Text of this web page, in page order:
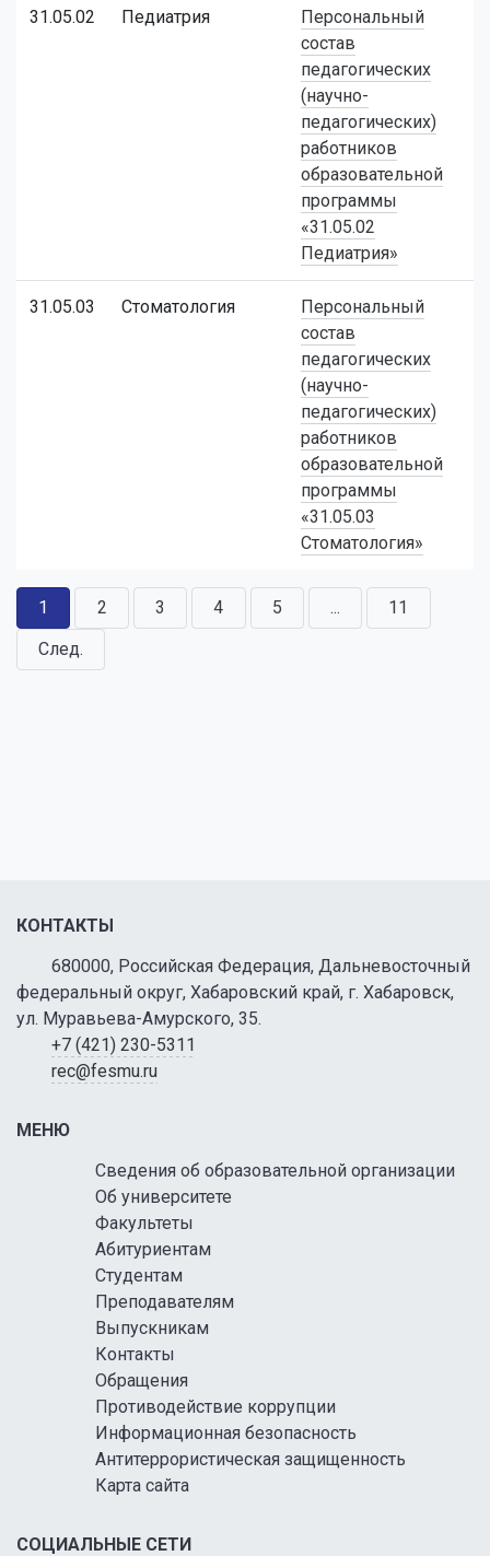
31.05.02 Педиатрия
Персональный
состав
педагогических
(научно-
педагогических)
работников
образовательной
программы
«31.05.02
Педиатрия»
31.05.03 Стоматология
Персональный
состав
педагогических
(научно-
педагогических)
работников
образовательной
программы
«31.05.03
Стоматология»
1 2 3 4 5 ...
11
След.
КОНТАКТЫ
680000, Российская Федерация, Дальневосточный
федеральный округ, Хабаровский край, г. Хабаровск,
ул. Муравьева-Амурского, 35.
+7 (421) 230-5311
rec@fesmu.ru
МЕНЮ
Сведения об образовательной организации
Об университете
Факультеты
Абитуриентам
Студентам
Преподавателям
Выпускникам
Контакты
Обращения
Противодействие коррупции
Информационная безопасность
Антитеррористическая защищенность
Карта сайта
СОЦИАЛЬНЫЕ СЕТИ